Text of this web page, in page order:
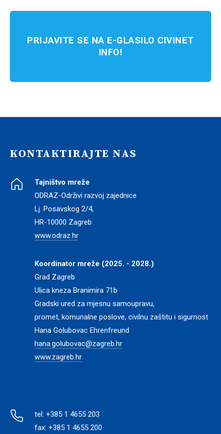
PRIJAVITE SE NA E-GLASILO CIVINET
INFO!
KONTAKTIRAJTE NAS
Tajništvo mreže
ODRAZ-Održivi razvoj zajednice
Lj. Posavskog 2/4,
HR-10000 Zagreb
www.odraz.hr
Koordinator mreže (2025. - 2028.)
Grad Zagreb
Ulica kneza Branimira 71b
Gradski ured za mjesnu samoupravu,
promet, komunalne poslove, civilnu zaštitu i sigurnost
Hana Golubovac Ehrenfreund
hana.golubovac@zagreb.hr
www.zagreb.hr
tel: +385 1 4655 203
fax: +385 1 4655 200